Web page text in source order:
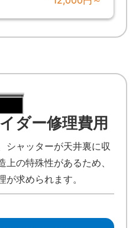
ダー修理費用
シャッターが天井裏に収
の特殊性があるため、
求められます。